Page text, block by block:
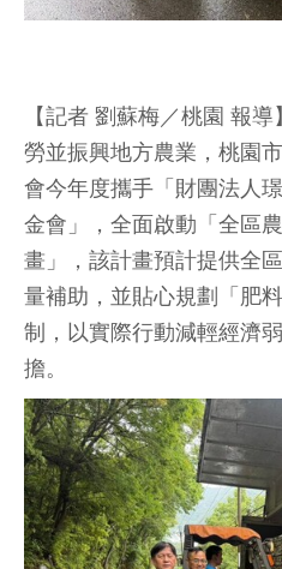
【記者 劉蘇梅／桃園 報
勞並振興地方農業，桃園
會今年度攜手「財團法人
金會」，全面啟動「全區
畫」，該計畫預計提供全
量補助，並貼心規劃「肥
制，以實際行動減輕經濟
擔。